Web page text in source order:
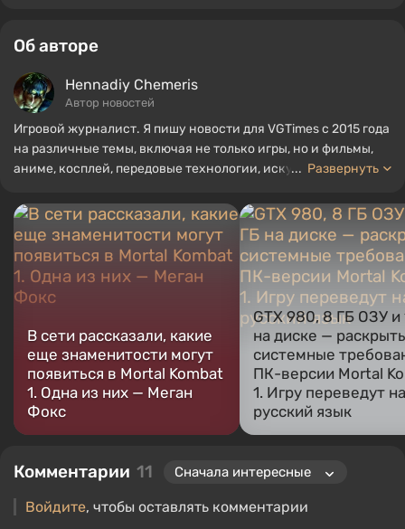
Об авторе
Hennadiy Chemеris
Автор новостей
Игровой журналист. Я пишу новости для VGTimes с 2015 года
на различные темы, включая не только игры, но и фильмы,
аниме, косплей, передовые технологии, искусственный
нескольких обзоров, топов, компиляций и других статей,
связанных с видеоиграми. Я собираю различные игровые
сувениры, включая фигурки, постеры, старые консоли и
многое другое. У меня есть живой интерес к ретро-играм. Я
играю с начала 2000-х на PC и консолях.
... Развернуть
В сети рассказали, какие
еще знаменитости могут
появиться в Mortal Kombat
1. Одна из них — Меган
Фокс
GTX 980, 8 ГБ ОЗУ и
на диске —
системные
ПК-версии Mortal
1. Игру переведут на
русский язык
Комментарии 11
Войдите, чтобы оставлять комментарии